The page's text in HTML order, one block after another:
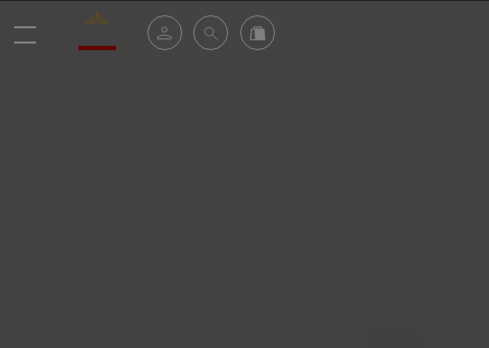
Valrhona - Imaginons le meilleur du chocolat
Espace clientRechercheCommandez en ligne